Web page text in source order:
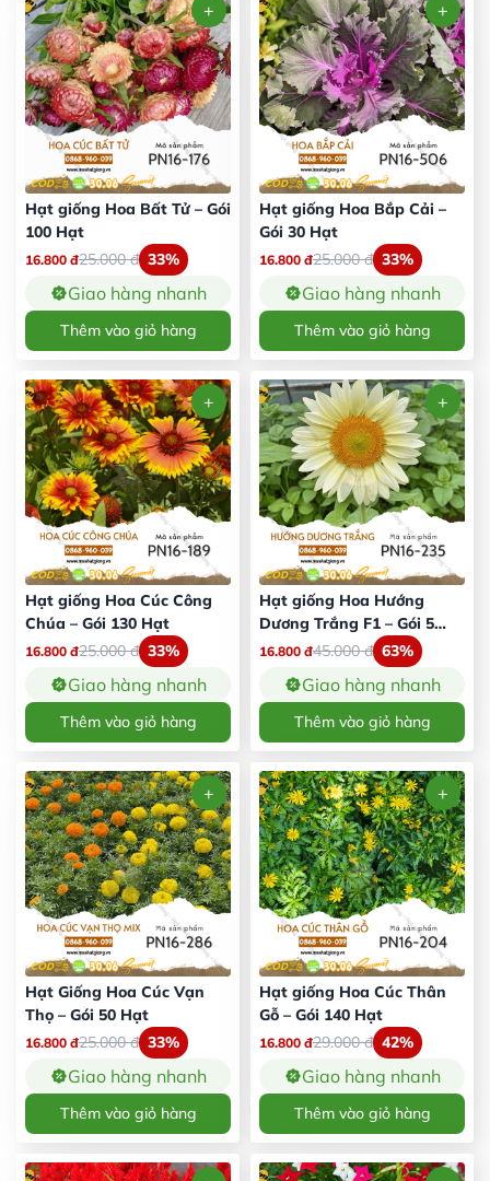
Hạt giống Hoa Bất Tử – Gói
100 Hạt
16.800 đ25.000đ 33%
Giao hàng nhanh
Thêm vào giỏ hàng
Hạt giống Hoa Bắp Cải –
Gói 30 Hạt
16.800 đ25.000đ 33%
Giao hàng nhanh
Thêm vào giỏ hàng
Hạt giống Hoa Cúc Công
Chúa – Gói 130 Hạt
16.800 đ25.000đ 33%
Giao hàng nhanh
Thêm vào giỏ hàng
Hạt giống Hoa Hướng
Dương Trắng F1 – Gói 5
Hạt
16.800 đ45.000đ 63%
Giao hàng nhanh
Thêm vào giỏ hàng
Hạt Giống Hoa Cúc Vạn
Thọ – Gói 50 Hạt
16.800 đ25.000đ 33%
Giao hàng nhanh
Thêm vào giỏ hàng
Hạt giống Hoa Cúc Thân
Gỗ – Gói 140 Hạt
16.800 đ29.000đ 42%
Giao hàng nhanh
Thêm vào giỏ hàng